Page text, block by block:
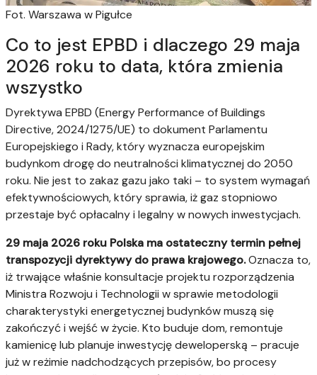
Fot. Warszawa w Pigułce
Co to jest EPBD i dlaczego 29 maja
2026 roku to data, która zmienia
wszystko
Dyrektywa EPBD (Energy Performance of Buildings
Directive, 2024/1275/UE) to dokument Parlamentu
Europejskiego i Rady, który wyznacza europejskim
budynkom drogę do neutralności klimatycznej do 2050
roku. Nie jest to zakaz gazu jako taki – to system wymagań
efektywnościowych, który sprawia, iż gaz stopniowo
przestaje być opłacalny i legalny w nowych inwestycjach.
29 maja 2026 roku Polska ma ostateczny termin pełnej
transpozycji dyrektywy do prawa krajowego.Oznacza to,
iż trwające właśnie konsultacje projektu rozporządzenia
Ministra Rozwoju i Technologii w sprawie metodologii
charakterystyki energetycznej budynków muszą się
zakończyć i wejść w życie. Kto buduje dom, remontuje
kamienicę lub planuje inwestycję deweloperską – pracuje
już w reżimie nadchodzących przepisów, bo procesy